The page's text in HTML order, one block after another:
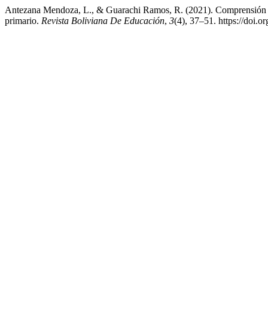
Antezana Mendoza, L., & Guarachi Ramos, R. (2021).
primario. Revista Boliviana De Educación, 3(4), 37–51. https://